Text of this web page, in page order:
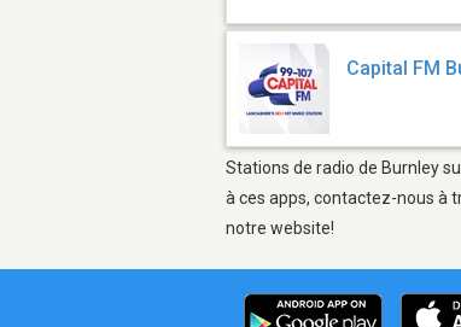
Capital FM
Stations de radio de Burnley
à ces apps, contactez-nous à
notre website!